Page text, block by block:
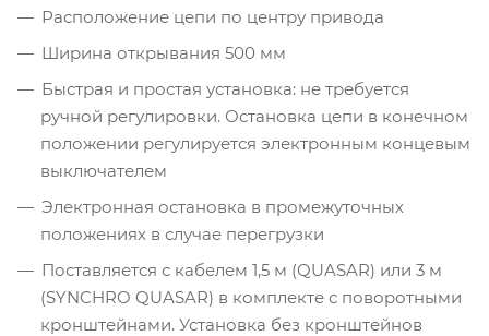
Расположение цепи по центру привода
Ширина открывания 500 мм
Быстрая и простая установка: не требуется
ручной регулировки. Остановка цепи в конечном
положении регулируется электронным концевым
выключателем
Электронная остановка в промежуточных
положениях в случае перегрузки
Поставляется с кабелем 1,5 м (QUASAR) или 3 м
(SYNCHRO QUASAR) в комплекте с поворотными
кронштейнами. Установка без кронштейнов